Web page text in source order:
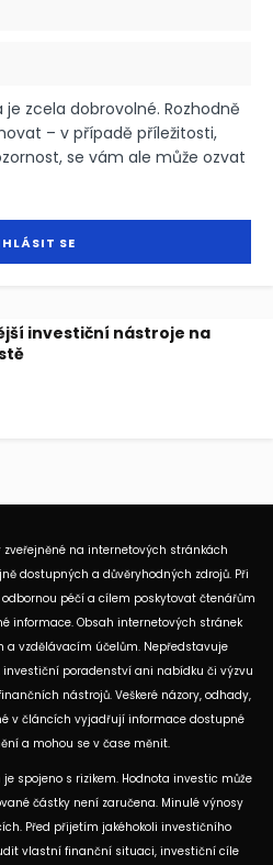
zcela dobrovolné. Rozhodně
– v případě příležitosti,
se vám ale může ozvat
investiční nástroje na
na internetových stránkách
dostupných a důvěryhodných zdrojů. Při
péčí a cílem poskytovat čtenářům
informace. Obsah internetových stránek
a vzdělávacím účelům. Nepředstavuje
poradenství ani nabídku či výzvu
nástrojů. Veškeré názory, odhady,
v článcích vyjadřují informace dostupné
a mohou se v čase měnit.
spojeno s rizikem. Hodnota investic může
částky není zaručena. Minulé výnosy
Před přijetím jakéhokoli investičního
vlastní finanční situaci, investiční cíle